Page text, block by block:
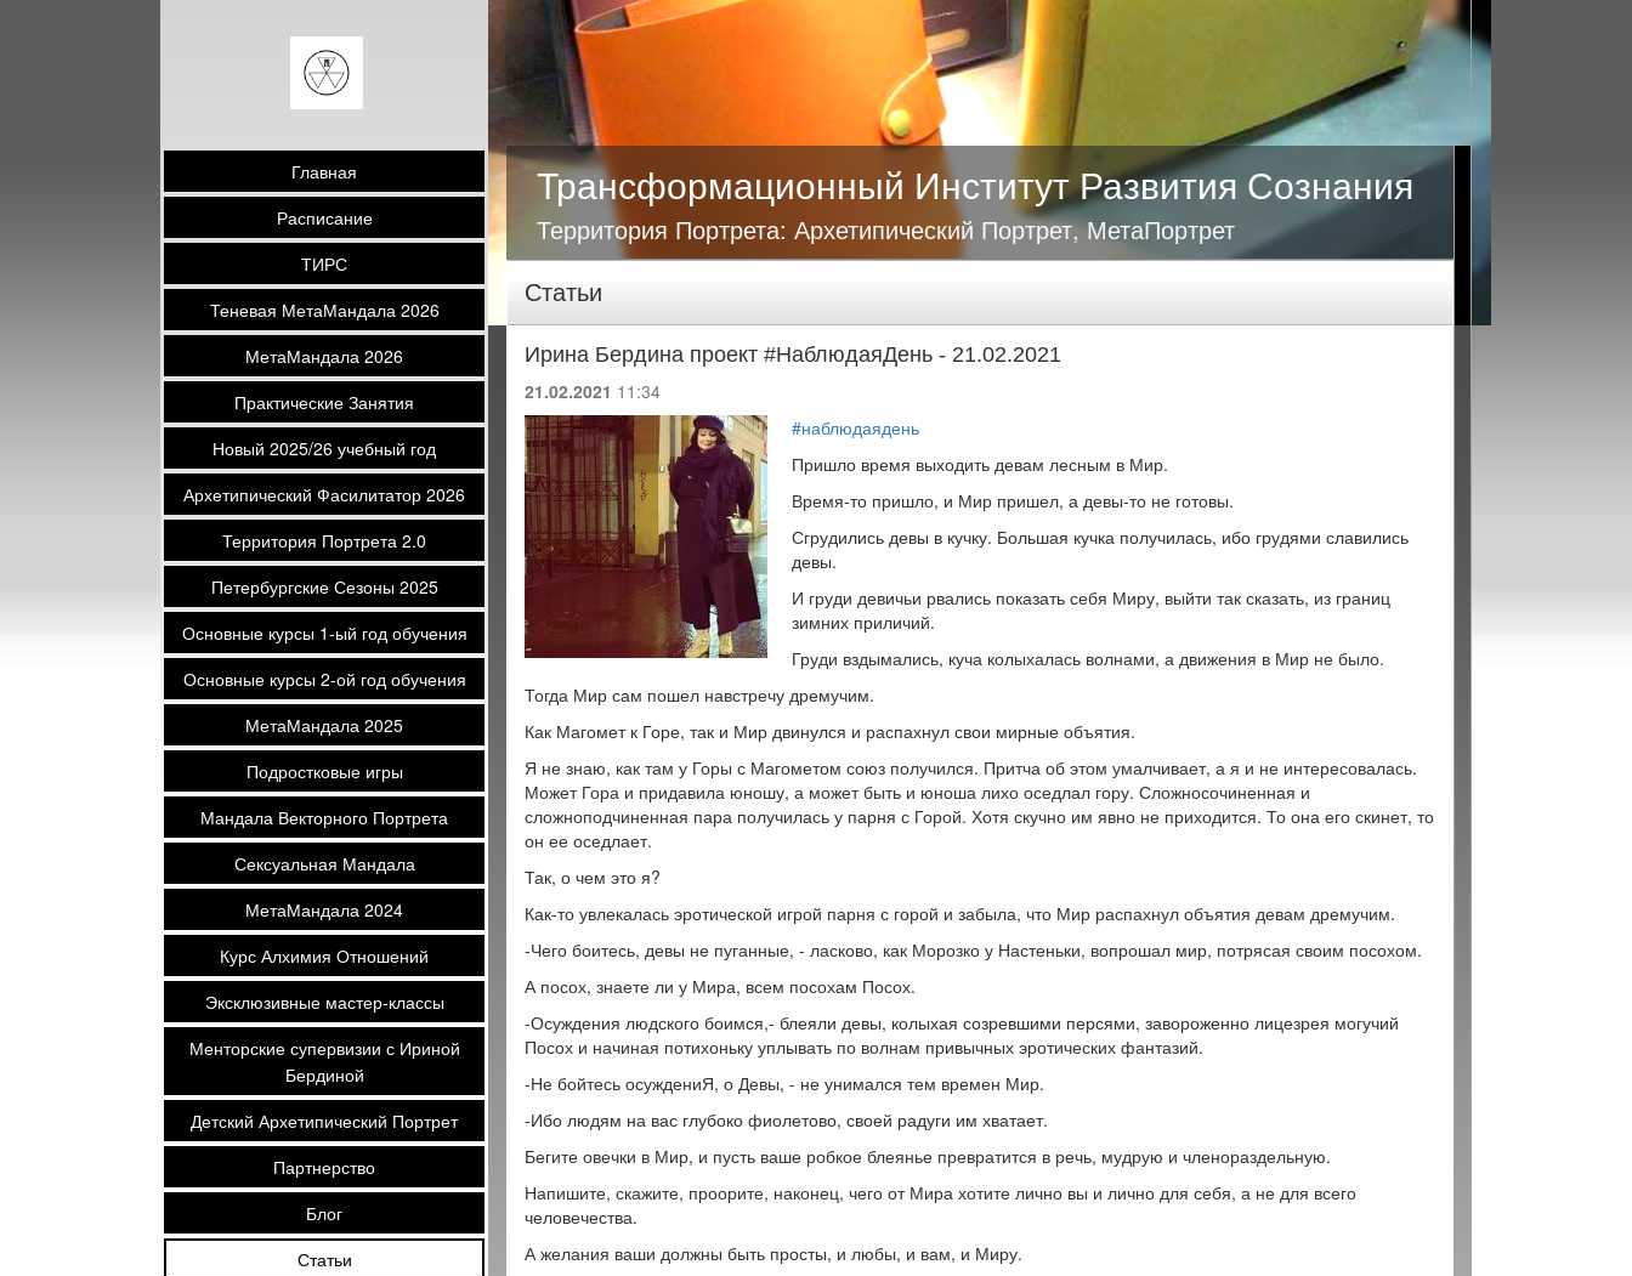
Главная
Расписание
ТИРС
Теневая МетаМандала 2026
МетаМандала 2026
Практические Занятия
Новый 2025/26 учебный год
Архетипический Фасилитатор 2026
Территория Портрета 2.0
Петербургские Сезоны 2025
Основные курсы 1-ый год обучения
Основные курсы 2-ой год обучения
МетаМандала 2025
Подростковые игры
Мандала Векторного Портрета
Сексуальная Мандала
МетаМандала 2024
Курс Алхимия Отношений
Эксклюзивные мастер-классы
Менторские супервизии с Ириной
Бердиной
Детский Архетипический Портрет
Партнерство
Блог
Статьи
Трансформационный Институт Развития Сознания
Территория Портрета: Архетипический Портрет, МетаПортрет
Статьи
Ирина Бердина проект #НаблюдаяДень - 21.02.2021
21.02.2021 11:34
#наблюдаядень
Пришло время выходить девам лесным в Мир.
Время-то пришло, и Мир пришел, а девы-то не готовы.
Сгрудились девы в кучку. Большая кучка получилась, ибо грудями славились
девы.
И груди девичьи рвались показать себя Миру, выйти так сказать, из границ
зимних приличий.
Груди вздымались, куча колыхалась волнами, а движения в Мир не было.
Тогда Мир сам пошел навстречу дремучим.
Как Магомет к Горе, так и Мир двинулся и распахнул свои мирные объятия.
Я не знаю, как там у Горы с Магометом союз получился. Притча об этом умалчивает, а я и не интересовалась.
Может Гора и придавила юношу, а может быть и юноша лихо оседлал гору. Сложносочиненная и
сложноподчиненная пара получилась у парня с Горой. Хотя скучно им явно не приходится. То она его скинет, то
он ее оседлает.
Так, о чем это я?
Как-то увлекалась эротической игрой парня с горой и забыла, что Мир распахнул объятия девам дремучим.
-Чего боитесь, девы не пуганные, - ласково, как Морозко у Настеньки, вопрошал мир, потрясая своим посохом.
А посох, знаете ли у Мира, всем посохам Посох.
-Осуждения людского боимся,- блеяли девы, колыхая созревшими персями, завороженно лицезрея могучий
Посох и начиная потихоньку уплывать по волнам привычных эротических фантазий.
-Не бойтесь осуждениЯ, о Девы, - не унимался тем времен Мир.
-Ибо людям на вас глубоко фиолетово, своей радуги им хватает.
Бегите овечки в Мир, и пусть ваше робкое блеянье превратится в речь, мудрую и членораздельную.
Напишите, скажите, проорите, наконец, чего от Мира хотите лично вы и лично для себя, а не для всего
человечества.
А желания ваши должны быть просты, и любы, и вам, и Миру.